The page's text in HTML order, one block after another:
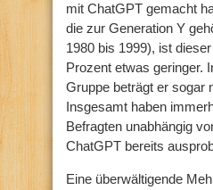
mit ChatGPT gemacht
die zur Generation Y
1980 bis 1999), ist
Prozent etwas geringer.
Gruppe beträgt er sogar
Insgesamt haben
Befragten unabhängig
ChatGPT bereits
Eine überwältigende